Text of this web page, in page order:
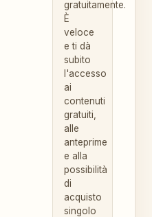
gratuitamente.
È
veloce
e ti dà
subito
l'accesso
ai
contenuti
gratuiti,
alle
anteprime
e alla
possibilità
di
acquisto
singolo